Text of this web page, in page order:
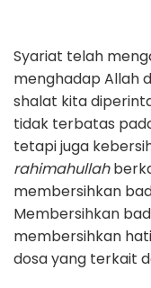
Syariat telah
menghadap Allah
shalat kita
tidak terbatas
tetapi juga
rahimahullah
membersihkan
Membersihkan
membersihkan
dosa yang terkait